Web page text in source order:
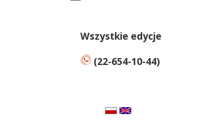
Wszystkie edycje
(22-654-10-44)
en